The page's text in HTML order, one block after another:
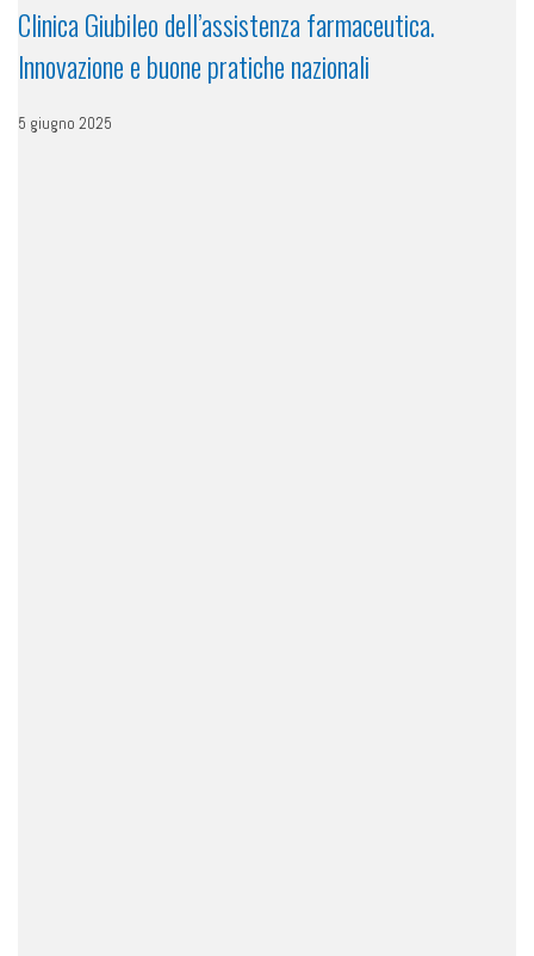
Clinica Giubileo dell’assistenza farmaceutica.
Innovazione e buone pratiche nazionali
5 giugno 2025